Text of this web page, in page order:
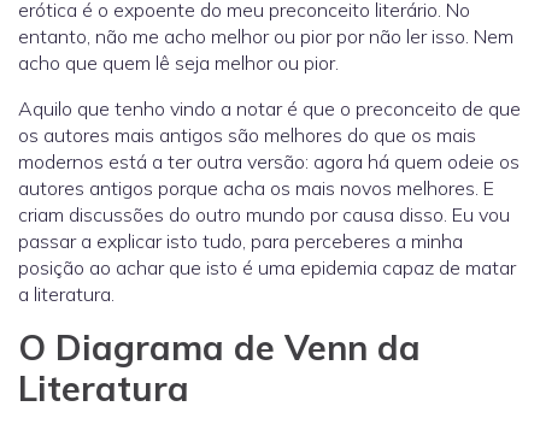
erótica é o expoente do meu preconceito literário. No
entanto, não me acho melhor ou pior por não ler isso. Nem
acho que quem lê seja melhor ou pior.
Aquilo que tenho vindo a notar é que o preconceito de que
os autores mais antigos são melhores do que os mais
modernos está a ter outra versão: agora há quem odeie os
autores antigos porque acha os mais novos melhores. E
criam discussões do outro mundo por causa disso. Eu vou
passar a explicar isto tudo, para perceberes a minha
posição ao achar que isto é uma epidemia capaz de matar
a literatura.
O Diagrama de Venn da
Literatura